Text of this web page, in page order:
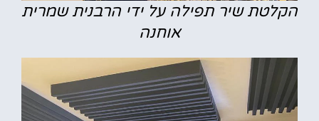
הקלטת שיר תפילה על ידי הרבנית שמרית
אוחנה